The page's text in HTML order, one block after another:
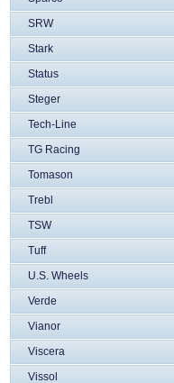
SRW
Stark
Status
Steger
Tech-Line
TG Racing
Tomason
Trebl
TSW
Tuff
U.S. Wheels
Verde
Vianor
Viscera
Vissol